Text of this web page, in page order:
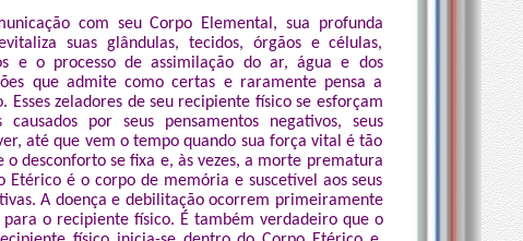
com seu Corpo Elemental, sua profunda
suas glândulas, tecidos, órgãos e células,
e o processo de assimilação do ar, água e dos
que admite como certas e raramente pensa a
zeladores de seu recipiente físico se esforçam
por seus pensamentos negativos, seus
até que vem o tempo quando sua força vital é tão
desconforto se fixa e, às vezes, a morte prematura
é o corpo de memória e suscetível aos seus
A doença e debilitação ocorrem primeiramente
o recipiente físico. É também verdadeiro que o